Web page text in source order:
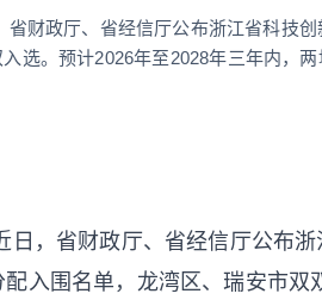
省财政厅、省经信厅公布浙江省科技
选。预计2026年至2028年三年内，
，省财政厅、省经信厅公布浙
配入围名单，龙湾区、瑞安市